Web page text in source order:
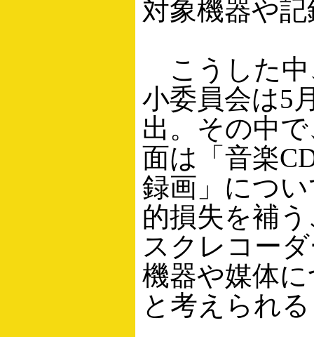
対象機器や
こうした中
小委員会は5
出。その中
面は「音楽
録画」につ
的損失を補
スクレコー
機器や媒体
と考えられ